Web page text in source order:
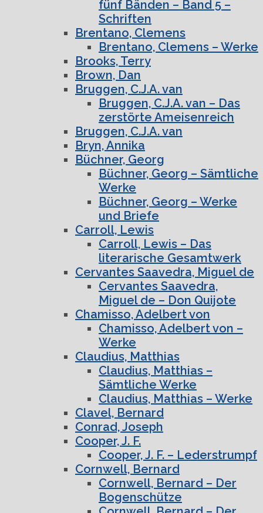
fünf Bänden – Band 5 –
Schriften
Brentano, Clemens
Brentano, Clemens – Werke
Brooks, Terry
Brown, Dan
Bruggen, C.J.A. van
Bruggen, C.J.A. van – Das
zerstörte Ameisenreich
Bruggen, C.J.A. van
Bryn, Annika
Büchner, Georg
Büchner, Georg – Sämtliche
Werke
Büchner, Georg – Werke
und Briefe
Carroll, Lewis
Carroll, Lewis – Das
literarische Gesamtwerk
Cervantes Saavedra, Miguel de
Cervantes Saavedra,
Miguel de – Don Quijote
Chamisso, Adelbert von
Chamisso, Adelbert von –
Werke
Claudius, Matthias
Claudius, Matthias –
Sämtliche Werke
Claudius, Matthias – Werke
Clavel, Bernard
Conrad, Joseph
Cooper, J. F.
Cooper, J. F. – Lederstrumpf
Cornwell, Bernard
Cornwell, Bernard – Der
Bogenschütze